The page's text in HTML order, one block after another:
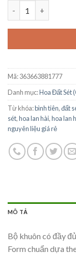
Mã:363663881777
Danh mục:Hoa Đất Sét
Từ khóa:bình tiên,đất
sét,hoa lan hài,hoa lan
nguyên liệu giá rẻ
MÔ TẢ
Bộ khuôn có đầy
Form chuẩn dựa